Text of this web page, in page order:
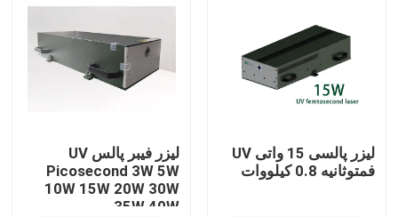
لیزر پالسی 15 واتی UV
فمتوثانیه 0.8 کیلووات
لیزر فیبر پالس UV
Picosecond 3W 5W
10W 15W 20W 30W
35W 40W